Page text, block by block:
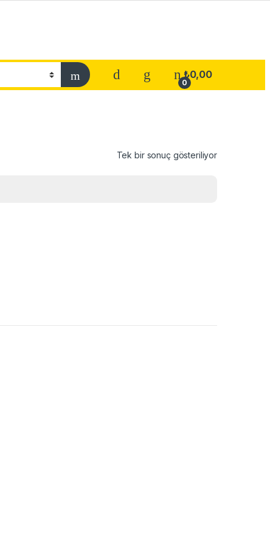
0
₺0,00
Tek bir sonuç gösteriliyor